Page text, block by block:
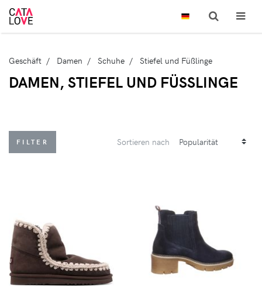
Geschäft Damen Schuhe Stiefel und Füßlinge
DAMEN, STIEFEL UND FÜSSLINGE
FILTER Sortieren nach